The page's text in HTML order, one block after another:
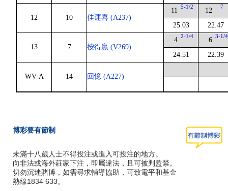
12 10 佳運喜 (A237)
11 5-1/2
25.03
12 7
22.47
13 7 按得贏 (V269)
4 2-1/4
24.51
6 3-1/4
22.39
WV-A 14 回憶 (A227)
博彩要有節制
未滿十八歲人士不得投注或進入可投注的地方。
向非法或海外莊家下注，即屬違法，且可被判監禁。
切勿沉迷賭博，如需尋求輔導協助，可致電平和基金
熱線1834 633。